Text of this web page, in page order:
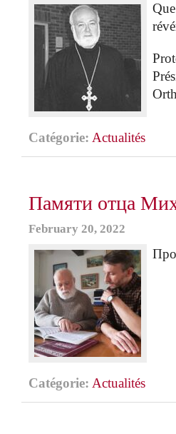
Catégorie: Actualités
Памяти отца
February 20, 2022
Catégorie: Actualités